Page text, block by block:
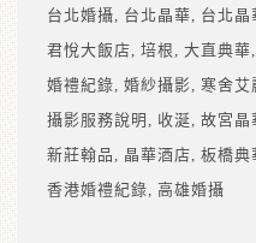
台北婚攝
台北晶華 台北晶
君悅大飯店 培根 大直典華
婚禮紀錄 婚紗攝影 寒舍艾
攝影服務說明
收涎 故宮晶
新莊翰品
晶華酒店 板橋典
香港婚禮紀錄 高雄婚攝